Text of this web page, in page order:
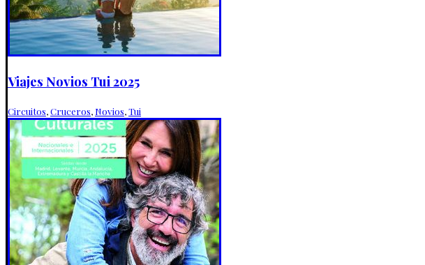
Viajes Novios Tui 2025
Circuitos,Cruceros, Novios,Tui